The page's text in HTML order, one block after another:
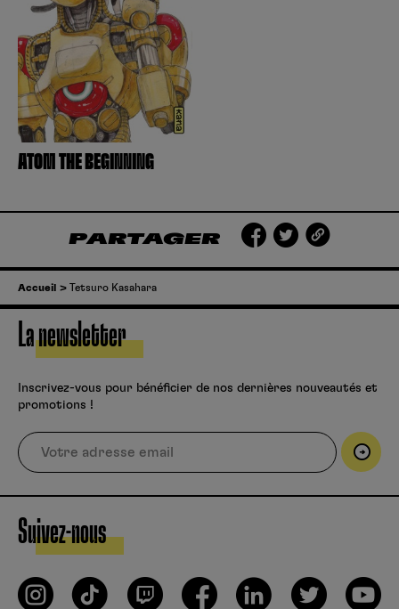
ATOM THE BEGINNING
PARTAGER
Accueil Tetsuro Kasahara
La newsletter
Inscrivez-vous pour bénéficier de nos dernières nouveautés et
promotions !
Suivez-nous
Se connecter
Hunter x Hunter
Fire Force
Black Butler